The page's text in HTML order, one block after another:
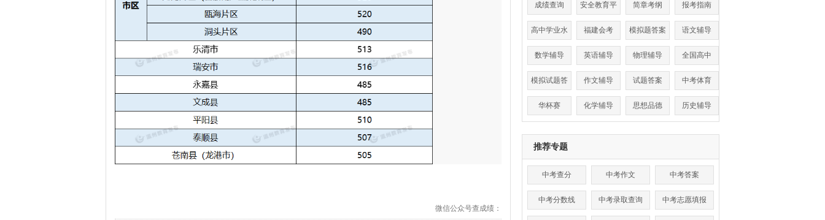
微信公众号查成绩：
成绩查询 安全教育平
台
简章考纲 报考指南
高中学业水
平考试
福建会考 模拟题答案 语文辅导
数学辅导 英语辅导 物理辅导 全国高中
模拟试题答
案
作文辅导 试题答案 中考体育
华杯赛 化学辅导 思想品德 历史辅导
推荐专题
中考查分 中考作文 中考答案
中考分数线 中考录取查询 中考志愿填报